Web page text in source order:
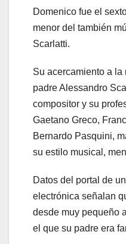
Domenico fue el
menor del también
Scarlatti.
Su acercamiento a la
padre Alessandro
compositor y su
Gaetano Greco,
Bernardo Pasquini,
su estilo musical,
Datos del portal de
electrónica señalan
desde muy pequeño
el que su padre era